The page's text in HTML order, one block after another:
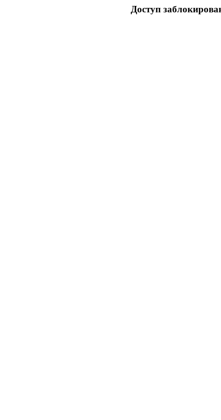
Доступ